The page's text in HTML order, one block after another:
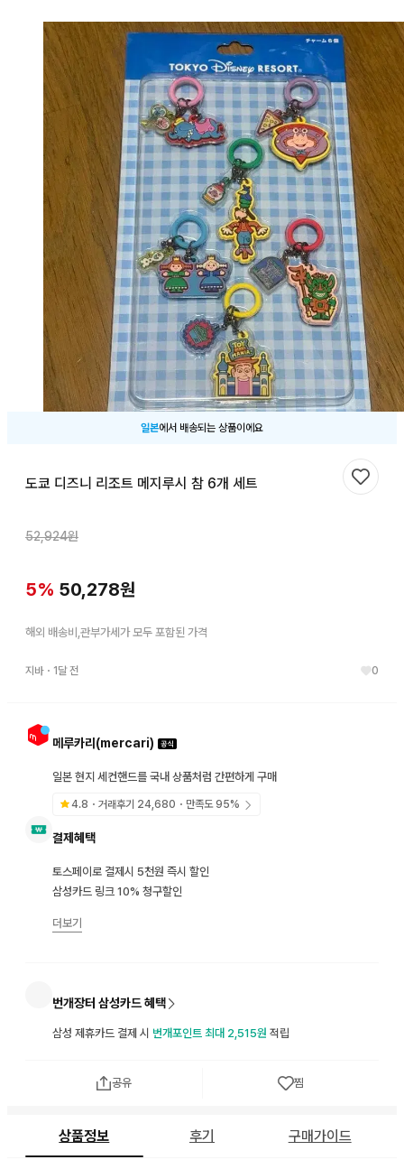
일본에서 배송되는 상품이에요
도쿄 디즈니 리조트 메지루시 참 6개 세트
52,924원
5% 50,278원
해외 배송비,관부가세가 모두 포함된 가격
지바・ 1달 전 0
메루카리(mercari)
일본 현지 세컨핸드를 국내 상품처럼 간편하게 구매
4.8 ・거래후기 24,680 ・만족도95%
결제혜택
토스페이로 결제시 5천원 즉시 할인
삼성카드 링크 10% 청구할인
더보기
번개장터 삼성카드 혜택
삼성 제휴카드 결제 시 번개포인트 최대 2,515원 적립
찜하기
공유 찜
상품정보 후기 구매가이드